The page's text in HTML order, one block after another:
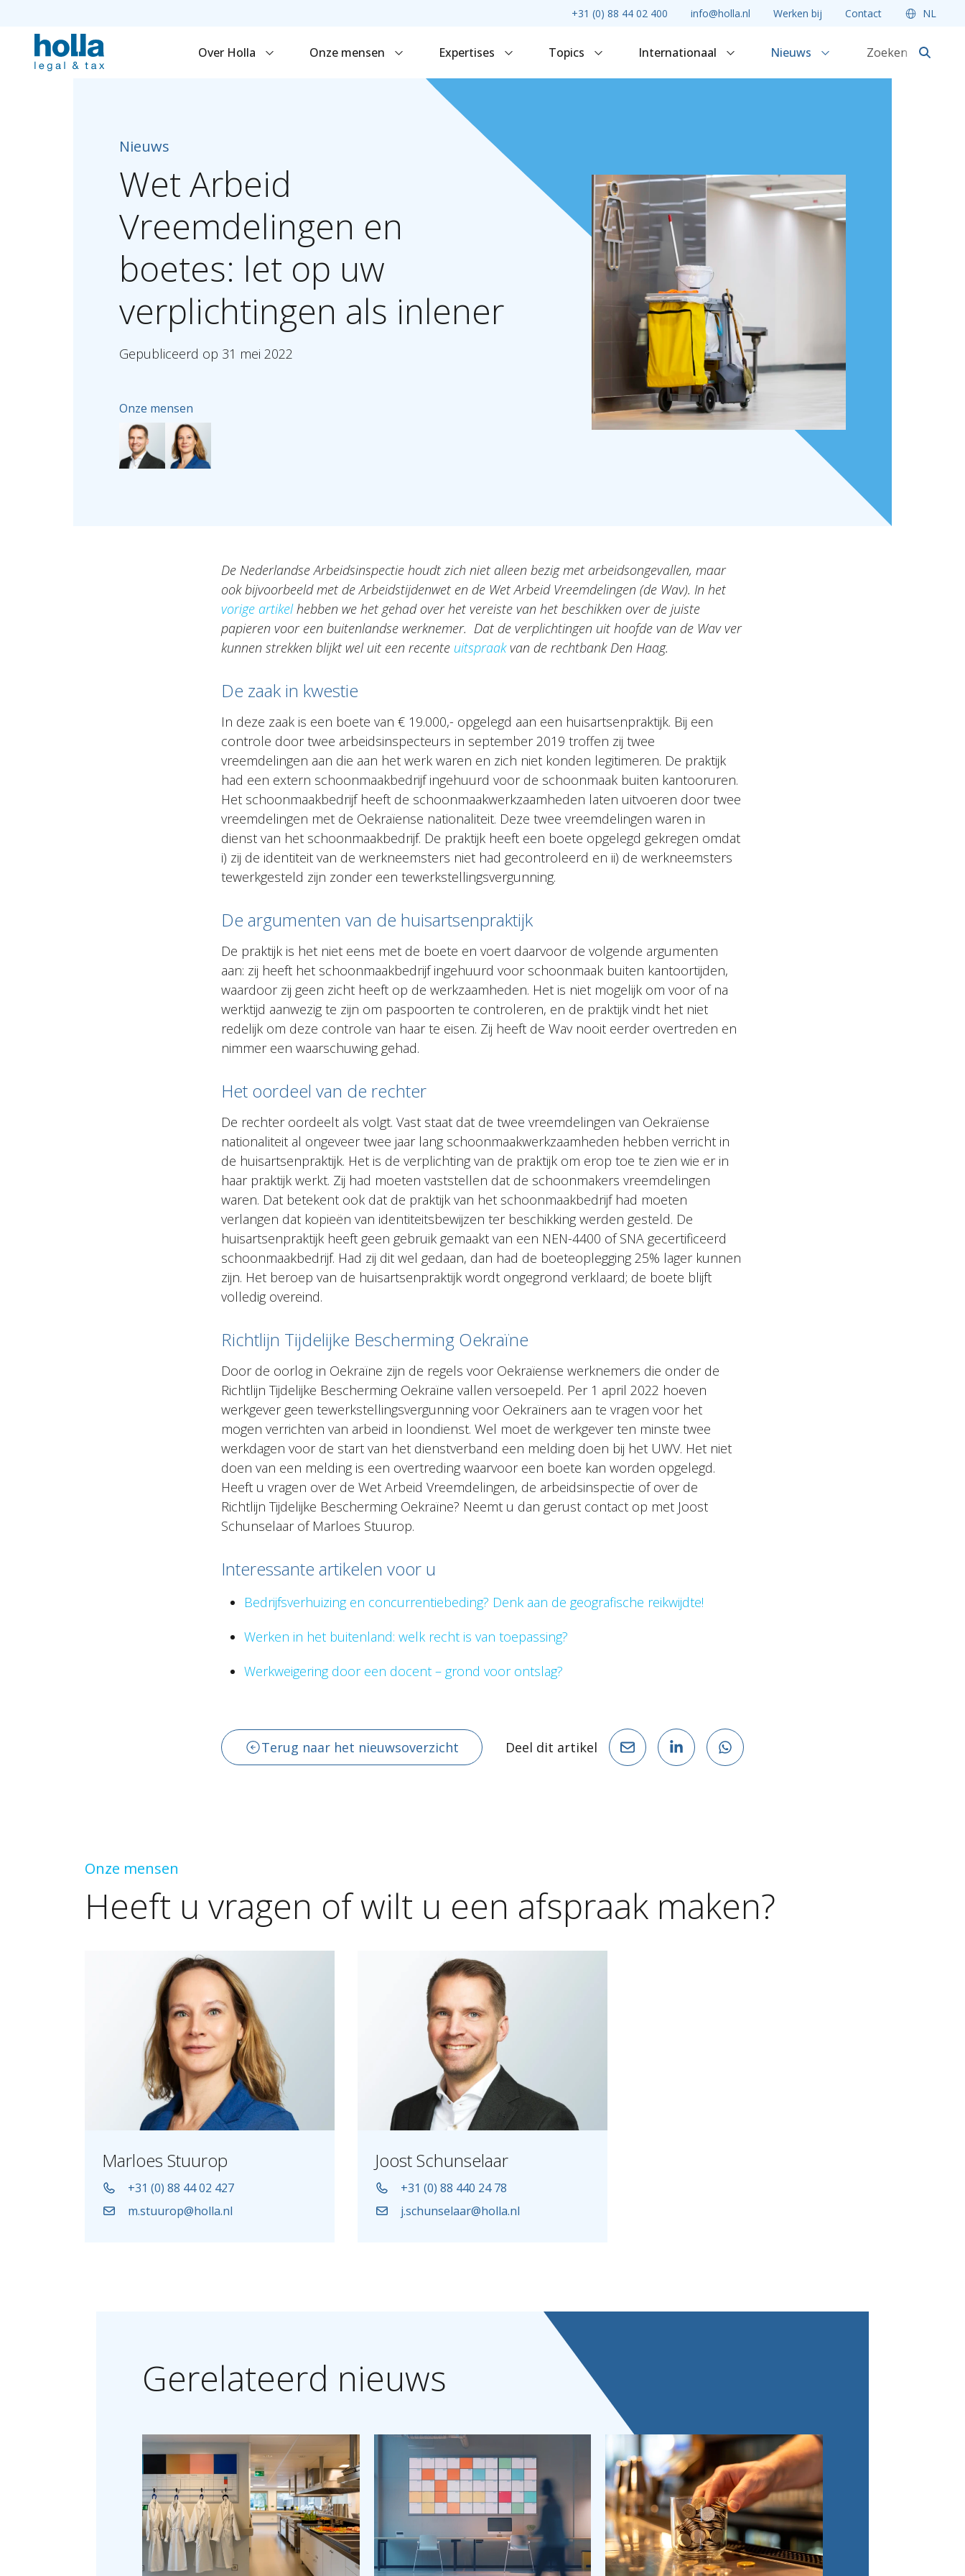
+31 (0) 88 44 02 400 info@holla.nl Werken bij Contact NL
Over Holla Onze mensen Expertises Topics Internationaal Nieuws
Nieuws
Wet Arbeid
Vreemdelingen en
boetes: let op uw
verplichtingen als inlener
Gepubliceerd op 31 mei 2022
Onze mensen
De Nederlandse Arbeidsinspectie houdt zich niet alleen bezig met arbeidsongevallen, maar
ook bijvoorbeeld met de Arbeidstijdenwet en de Wet Arbeid Vreemdelingen (de Wav). In het
vorige artikelhebben we het gehad over het vereiste van het beschikken over de juiste
papieren voor een buitenlandse werknemer. Dat de verplichtingen uit hoofde van de Wav ver
kunnen strekken blijkt wel uit een recente uitspraakvan de rechtbank Den Haag.
De zaak in kwestie
In deze zaak is een boete van € 19.000,- opgelegd aan een huisartsenpraktijk. Bij een
controle door twee arbeidsinspecteurs in september 2019 troffen zij twee
vreemdelingen aan die aan het werk waren en zich niet konden legitimeren. De praktijk
had een extern schoonmaakbedrijf ingehuurd voor de schoonmaak buiten kantooruren.
Het schoonmaakbedrijf heeft de schoonmaakwerkzaamheden laten uitvoeren door twee
vreemdelingen met de Oekraïense nationaliteit. Deze twee vreemdelingen waren in
dienst van het schoonmaakbedrijf. De praktijk heeft een boete opgelegd gekregen omdat
i) zij de identiteit van de werkneemsters niet had gecontroleerd en ii) de werkneemsters
tewerkgesteld zijn zonder een tewerkstellingsvergunning.
De argumenten van de huisartsenpraktijk
De praktijk is het niet eens met de boete en voert daarvoor de volgende argumenten
aan: zij heeft het schoonmaakbedrijf ingehuurd voor schoonmaak buiten kantoortijden,
waardoor zij geen zicht heeft op de werkzaamheden. Het is niet mogelijk om voor of na
werktijd aanwezig te zijn om paspoorten te controleren, en de praktijk vindt het niet
redelijk om deze controle van haar te eisen. Zij heeft de Wav nooit eerder overtreden en
nimmer een waarschuwing gehad.
Het oordeel van de rechter
De rechter oordeelt als volgt. Vast staat dat de twee vreemdelingen van Oekraïense
nationaliteit al ongeveer twee jaar lang schoonmaakwerkzaamheden hebben verricht in
de huisartsenpraktijk. Het is de verplichting van de praktijk om erop toe te zien wie er in
haar praktijk werkt. Zij had moeten vaststellen dat de schoonmakers vreemdelingen
waren. Dat betekent ook dat de praktijk van het schoonmaakbedrijf had moeten
verlangen dat kopieën van identiteitsbewijzen ter beschikking werden gesteld. De
huisartsenpraktijk heeft geen gebruik gemaakt van een NEN-4400 of SNA gecertificeerd
schoonmaakbedrijf. Had zij dit wel gedaan, dan had de boeteoplegging 25% lager kunnen
zijn. Het beroep van de huisartsenpraktijk wordt ongegrond verklaard; de boete blijft
volledig overeind.
Richtlijn Tijdelijke Bescherming Oekraïne
Door de oorlog in Oekraïne zijn de regels voor Oekraïense werknemers die onder de
Richtlijn Tijdelijke Bescherming Oekraïne vallen versoepeld. Per 1 april 2022 hoeven
werkgever geen tewerkstellingsvergunning voor Oekraïners aan te vragen voor het
mogen verrichten van arbeid in loondienst. Wel moet de werkgever ten minste twee
werkdagen voor de start van het dienstverband een melding doen bij het UWV. Het niet
doen van een melding is een overtreding waarvoor een boete kan worden opgelegd.
Heeft u vragen over de Wet Arbeid Vreemdelingen, de arbeidsinspectie of over de
Richtlijn Tijdelijke Bescherming Oekraïne? Neemt u dan gerust contact op met Joost
Schunselaar of Marloes Stuurop.
Interessante artikelen voor u
Bedrijfsverhuizing en concurrentiebeding? Denk aan de geografische reikwijdte!
Werken in het buitenland: welk recht is van toepassing?
Werkweigering door een docent – grond voor ontslag?
Terug naar het nieuwsoverzicht Deel dit artikel
Onze mensen
Heeft u vragen ofwilt u een afspraak maken?
Marloes Stuurop
+31 (0) 88 44 02 427
m.stuurop@holla.nl
Joost Schunselaar
+31 (0) 88 440 24 78
j.schunselaar@holla.nl
Gerelateerd nieuws